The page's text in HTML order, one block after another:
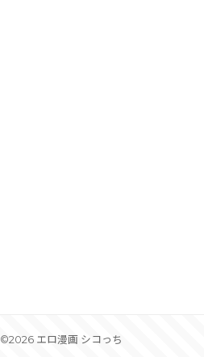
©2026 エロ漫画 シコっち